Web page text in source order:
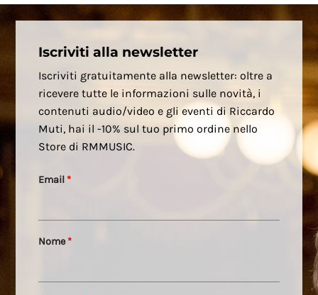
Iscriviti alla newsletter
Iscriviti gratuitamente alla newsletter: oltre a
ricevere tutte le informazioni sulle novità, i
contenuti audio/video e gli eventi di Riccardo
Muti, hai il -10% sul tuo primo ordine nello
Store di RMMUSIC.
Email*
Nome*